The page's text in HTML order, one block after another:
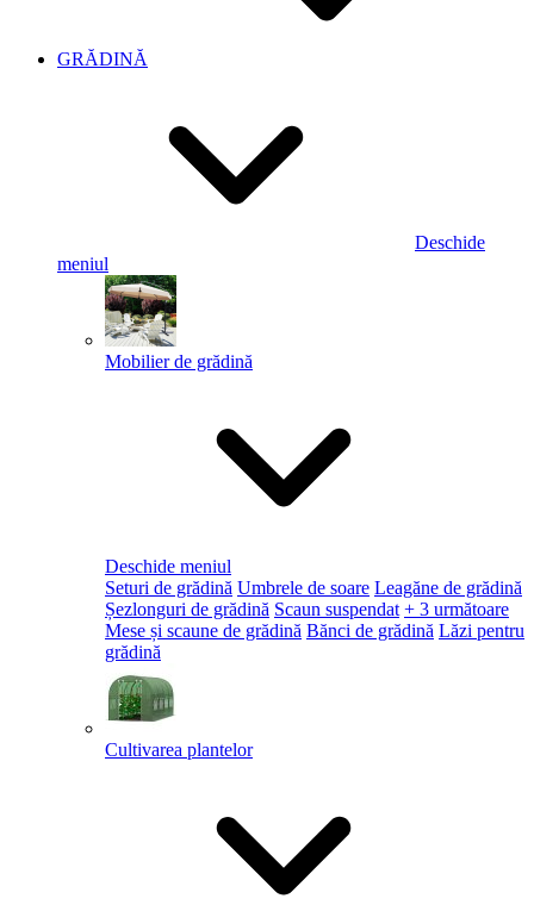
GRĂDINĂ
Deschide
meniul
Mobilier de grădină
Deschide meniul
Seturi de grădină Umbrele de soare Leagăne de grădină
Șezlonguri de grădină Scaun suspendat + 3 următoare
Mese și scaune de grădină Bănci de grădină Lăzi pentru
grădină
Cultivarea plantelor